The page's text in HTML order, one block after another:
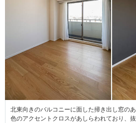
北東向きのバルコニーに面した掃き出し窓の
色のアクセントクロスがあしらわれており、